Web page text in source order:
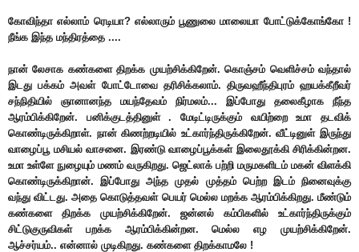
கோவிந்தா எல்லாம் ரெடியா? எல்லாரும் பூணுலை மாலையா போட்டுக்கோங்கோ !
நீங்க இந்த மந்திரத்தை ....
நான் லேசாக கண்களை திறக்க முயற்சிக்கிறேன். கொஞ்சம் வெளிச்சம் வந்தால்
இடது பக்கம் அவள் போட்டோவை தரிசிக்கலாம். திருவஹீந்திபுரம் ஹயக்கீறீவர்
சந்நிதியில் ஞானானந்த மயந்தேவம் நிர்மலம்... இப்போது தலைகீழாக நீந்த
ஆரம்பிக்கிறேன். பனிக்குடத்தினுள் . மேடிட்டிருக்கும் வயிற்றை உமா தடவிக்
கொண்டிருக்கிறாள். நான் கிணற்றடியில் உட்கார்ந்திருக்கிறேன். வீட்டினுள் இருந்து
வாழைப்பூ மசியல் வாசனை. இரண்டு வாழைப்பூக்கள் இலைதூக்கி சிரிக்கின்றன.
உமா உள்ளே நுழையும் மணம் வருகிறது. ஜெட்லாக் பற்றி மருமகளிடம் மகன் விளக்கி
கொண்டிருக்கிறான். இப்போது அந்த முதல் முத்தம் பெற்ற இடம் நினைவுக்கு
வந்து விட்டது. அதை கொடுத்தவள் பெயர் மெல்ல மறக்க ஆரம்பிக்கிறது. மீண்டும்
கண்களை திறக்க முயற்சிக்கிறேன். ஜன்னல் கம்பிகளில் உட்கார்ந்திருக்கும்
சிட்டுகுருவிகள் பறக்க ஆரம்பிக்கின்றன. மெல்ல எழ முயற்சிக்கிறேன்.
ஆச்சர்யம்.. என்னால் முடிகிறது. கண்களை திறக்காமலே !